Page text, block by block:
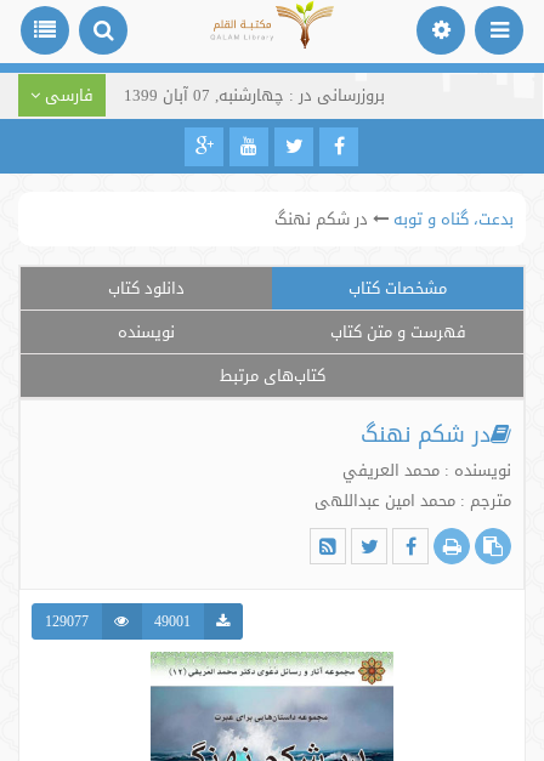
بروزرسانی در : چهارشنبه, 07 آبان 1399 فارسی
بدعت، گناه و توبه در شکم نهنگ
مشخصات کتاب
دانلود کتاب
فهرست و متن کتاب
نویسنده
کتاب‌های مرتبط
در شکم نهنگ
نویسنده : محمد العريفي
مترجم : محمد امین عبداللهی
49001
129077